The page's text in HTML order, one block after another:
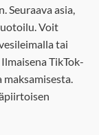
Seuraava asia,
Voit
tai
TikTok-